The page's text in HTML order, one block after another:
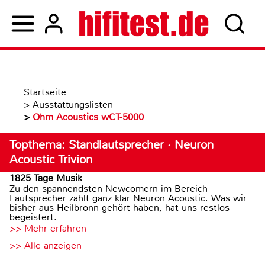
Startseite
> Ausstattungslisten
> Ohm Acoustics wCT-5000
Topthema: Standlautsprecher · Neuron
Acoustic Trivion
1825 Tage Musik
Zu den spannendsten Newcomern im Bereich
Lautsprecher zählt ganz klar Neuron Acoustic. Was wir
bisher aus Heilbronn gehört haben, hat uns restlos
begeistert.
>> Mehr erfahren
>> Alle anzeigen